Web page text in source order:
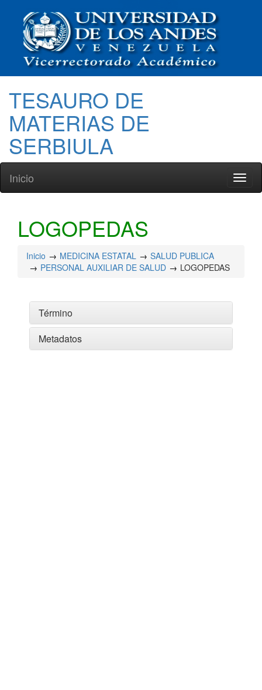
TESAURO DE
MATERIAS DE
SERBIULA
Inicio
LOGOPEDAS
Inicio MEDICINA ESTATAL
SALUD PUBLICA
PERSONAL AUXILIAR DE SALUD
LOGOPEDAS
Término
Metadatos